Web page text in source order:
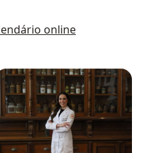
online